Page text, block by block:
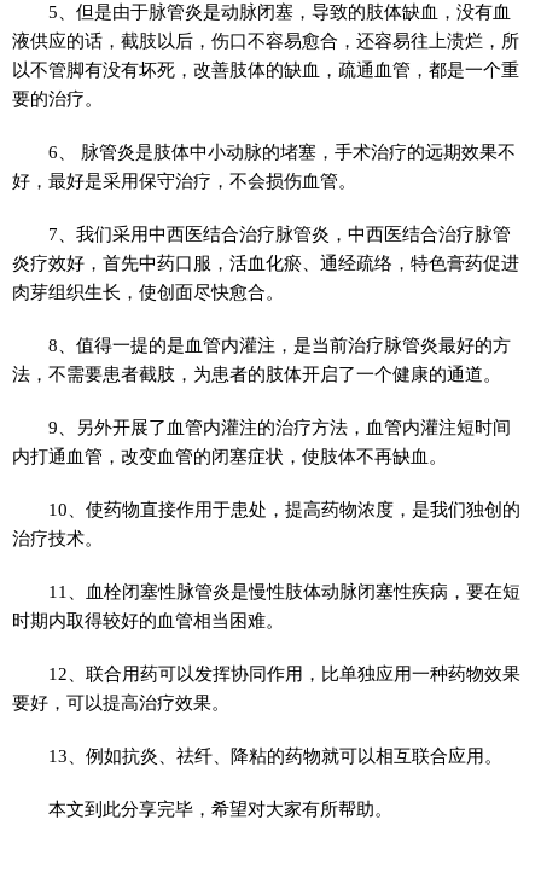
5、但是由于脉管炎是动脉闭塞，导致的肢体缺血，没有血
液供应的话，截肢以后，伤口不容易愈合，还容易往上溃烂，所
以不管脚有没有坏死，改善肢体的缺血，疏通血管，都是一个重
要的治疗。
6、 脉管炎是肢体中小动脉的堵塞，手术治疗的远期效果不
好，最好是采用保守治疗，不会损伤血管。
7、我们采用中西医结合治疗脉管炎，中西医结合治疗脉管
炎疗效好，首先中药口服，活血化瘀、通经疏络，特色膏药促进
肉芽组织生长，使创面尽快愈合。
8、值得一提的是血管内灌注，是当前治疗脉管炎最好的方
法，不需要患者截肢，为患者的肢体开启了一个健康的通道。
9、另外开展了血管内灌注的治疗方法，血管内灌注短时间
内打通血管，改变血管的闭塞症状，使肢体不再缺血。
10、使药物直接作用于患处，提高药物浓度，是我们独创的
治疗技术。
11、血栓闭塞性脉管炎是慢性肢体动脉闭塞性疾病，要在短
时期内取得较好的血管相当困难。
12、联合用药可以发挥协同作用，比单独应用一种药物效果
要好，可以提高治疗效果。
13、例如抗炎、祛纤、降粘的药物就可以相互联合应用。
本文到此分享完毕，希望对大家有所帮助。